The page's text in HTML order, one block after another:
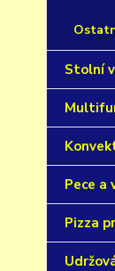
Stolní
Pece a
Pizza